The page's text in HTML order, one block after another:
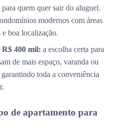
quem quer sair do aluguel.
modernos com áreas
boa localização.
400 mil: a escolha certa para
de mais espaço, varanda ou
toda a conveniência
de apartamento para